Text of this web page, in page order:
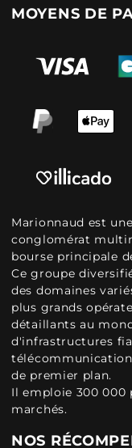
MOYENS DE
Marionnaud est
conglomérat
bourse principale
Ce groupe
des domaines
plus grands
détaillants au
d'infrastructures
de premier plan.
Il emploie 300 000
marchés.
NOS